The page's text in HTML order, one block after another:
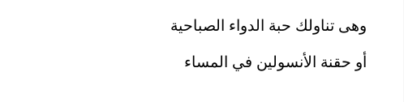
وهى تناولك حبة الدواء الصباحية
أو حقنة الأنسولين في المساء